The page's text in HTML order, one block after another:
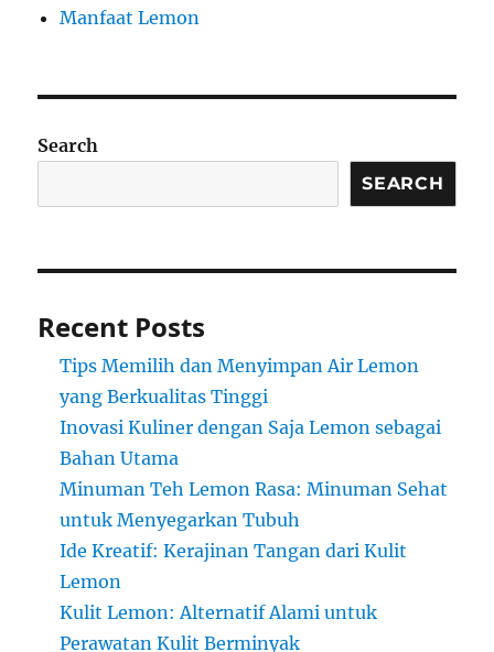
Manfaat Lemon
Search
SEARCH
Recent Posts
Tips Memilih dan Menyimpan Air Lemon
yang Berkualitas Tinggi
Inovasi Kuliner dengan Saja Lemon sebagai
Bahan Utama
Minuman Teh Lemon Rasa: Minuman Sehat
untuk Menyegarkan Tubuh
Ide Kreatif: Kerajinan Tangan dari Kulit
Lemon
Kulit Lemon: Alternatif Alami untuk
Perawatan Kulit Berminyak